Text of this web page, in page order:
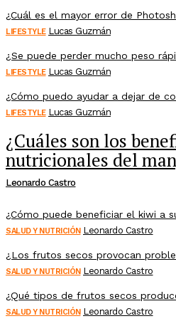
¿Cuál es el mayor error de
LIFESTYLE Lucas Guzmán
¿Se puede perder mucho peso
LIFESTYLE Lucas Guzmán
¿Cómo puedo ayudar a dejar de
LIFESTYLE Lucas Guzmán
¿Cuáles son los
nutricionales del
Leonardo Castro
¿Cómo puede beneficiar el kiwi a
SALUD Y NUTRICIÓN Leonardo Castro
¿Los frutos secos provocan
SALUD Y NUTRICIÓN Leonardo Castro
¿Qué tipos de frutos secos
SALUD Y NUTRICIÓN Leonardo Castro